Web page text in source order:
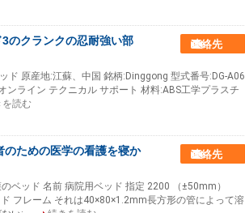
のクランクの忍耐強い部
連絡先
ド 原産地:江蘇、中国 銘柄:Dinggong 型式番号:DG-A06
ライン テクニカル サポート 材料:ABS工学プラスチ
を読む
ための医学の看護を寝か
連絡先
ベッド 名前 病院用ベッド 指定 2200 （±50mm）
フレーム それは40×80×1.2mm長方形の管によって溶